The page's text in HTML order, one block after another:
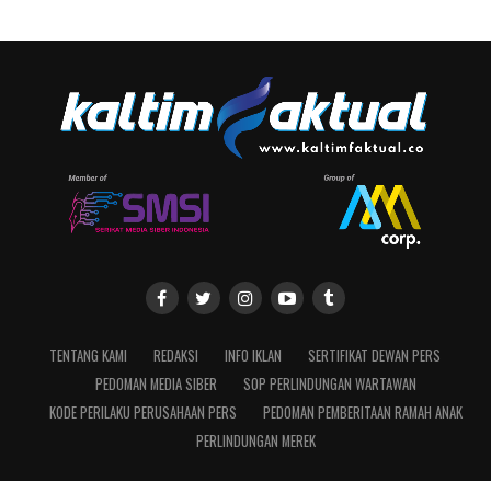
TENTANG KAMI REDAKSI INFO IKLAN
SERTIFIKAT DEWAN PERS
PEDOMAN MEDIA SIBER
SOP PERLINDUNGAN WARTAWAN
KODE PERILAKU PERUSAHAAN PERS
PEDOMAN PEMBERITAAN RAMAH ANAK
PERLINDUNGAN MEREK